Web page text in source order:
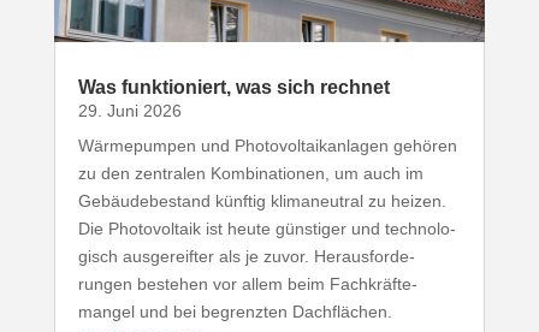
Was funk­tio­niert, was sich rechnet
29. Juni 2026
Wärme­pumpen und Photo­vol­ta­ik­an­lagen gehören
zu den zentralen Kombi­na­tionen, um auch im
Gebäu­de­be­stand künftig klima­neutral zu heizen.
Die Photo­voltaik ist heute günstiger und tech­no­lo­
gisch ausge­reifter als je zuvor. Heraus­for­de­
rungen bestehen vor allem beim Fach­kräf­te­
mangel und bei begrenzten Dachflächen.